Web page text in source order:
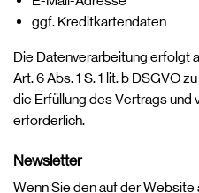
ggf. Kreditkartendaten
Die Datenverarbeitung erfolgt
Art. 6 Abs. 1 S. 1 lit. b DSGVO
die Erfüllung des Vertrags und
erforderlich.
Newsletter
Wenn Sie den auf der